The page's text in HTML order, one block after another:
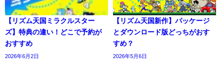
【リズム天国ミラクルスター
ズ】特典の違い！どこで予約が
おすすめ
2026年6月2日
【リズム天国新作】パッケージ
とダウンロード版どっちがおす
すめ？
2026年5月6日